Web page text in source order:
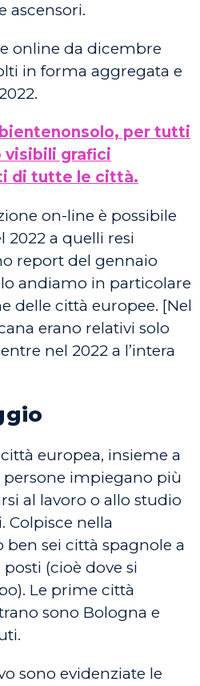
ascensori.
online da dicembre
in forma aggregata e
per tutti
grafici
di tutte le città.
on-line è possibile
2022 a quelli resi
report del gennaio
andiamo in particolare
delle città europee. [Nel
erano relativi solo
nel 2022 a l’intera
europea, insieme a
persone impiegano più
al lavoro o allo studio
Colpisce nella
ben sei città spagnole a
(cioè dove si
Le prime città
sono Bologna e
sono evidenziate le